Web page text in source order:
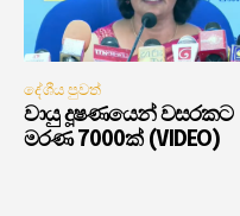
දේශීය පුවත්
වායු දූෂණයෙන් වසරකට
මරණ 7000ක් (VIDEO)